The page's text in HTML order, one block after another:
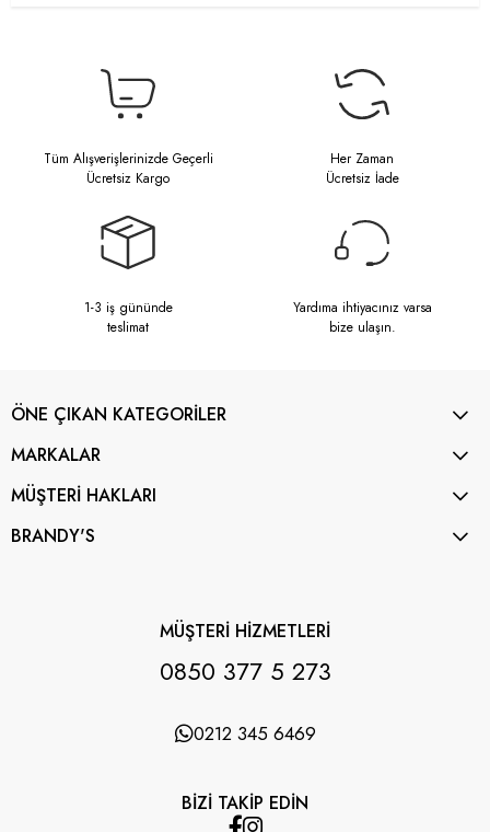
Tüm Alışverişlerinizde Geçerli
Ücretsiz Kargo
Her Zaman
Ücretsiz İade
1-3 iş gününde
teslimat
Yardıma ihtiyacınız varsa
bize ulaşın.
ÖNE ÇIKAN KATEGORİLER
MARKALAR
MÜŞTERİ HAKLARI
BRANDY'S
MÜŞTERİ HİZMETLERİ
0850 377 5 273
0212 345 6469
BİZİ TAKİP EDİN